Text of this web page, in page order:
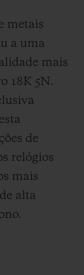
metais
a uma
mais
18K 5N.
de
relógios
mais
alta